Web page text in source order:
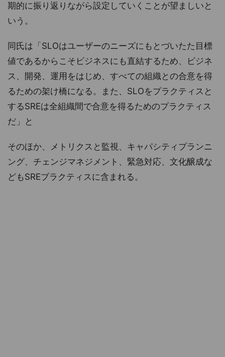
期的に振り返りながら設定していくことが望ましいと
いう。
同氏は「SLOはユーザーのニーズにもとづいたた目標
値であるからこそビジネスにも直結するため、ビジネ
ス、開発、運用をはじめ、すべての組織との合意を得
るための架け橋になる。また、SLOをプラクティスと
するSREは全組織間で合意を得るためのプラクティス
だ」と
そのほか、メトリクスと監視、キャパシティプランニ
ング、チェンジマネジメント、緊急対応、文化醸成な
どもSREプラクティスに含まれる。